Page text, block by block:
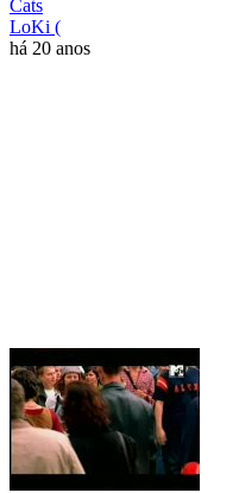
Cats
LoKi (
há 20 anos